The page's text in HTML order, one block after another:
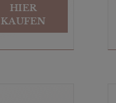
HIER
KAUFEN